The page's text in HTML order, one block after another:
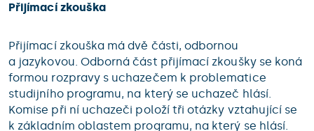
Přijímací zkouška
Přijímací zkouška má dvě části, odbornou
a jazykovou. Odborná část přijímací zkoušky se koná
formou rozpravy s uchazečem k problematice
studijního programu, na který se uchazeč hlásí.
Komise při ní uchazeči položí tři otázky vztahující se
k základním oblastem programu, na který se hlásí.